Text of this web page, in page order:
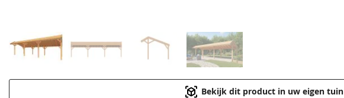
Bekijk dit product in uw eigen tuin